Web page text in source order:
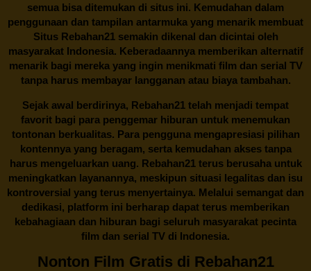
semua bisa ditemukan di situs ini. Kemudahan dalam
penggunaan dan tampilan antarmuka yang menarik membuat
Situs Rebahan21semakin dikenal dan dicintai oleh
masyarakat Indonesia. Keberadaannya memberikan alternatif
menarik bagi mereka yang ingin menikmati film dan serial TV
tanpa harus membayar langganan atau biaya tambahan.
Sejak awal berdirinya, Rebahan21 telah menjadi tempat
favorit bagi para penggemar hiburan untuk menemukan
tontonan berkualitas. Para pengguna mengapresiasi pilihan
kontennya yang beragam, serta kemudahan akses tanpa
harus mengeluarkan uang. Rebahan21terus berusaha untuk
meningkatkan layanannya, meskipun situasi legalitas dan isu
kontroversial yang terus menyertainya. Melalui semangat dan
dedikasi, platform ini berharap dapat terus memberikan
kebahagiaan dan hiburan bagi seluruh masyarakat pecinta
film dan serial TV di Indonesia.
Nonton Film Gratis di Rebahan21